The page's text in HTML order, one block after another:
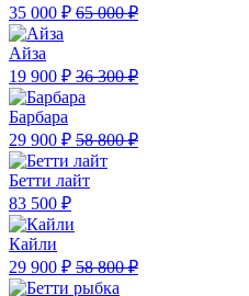
35 000 ₽ 65 000 ₽
Айза
19 900 ₽ 36 300 ₽
Барбара
29 900 ₽ 58 800 ₽
Бетти лайт
83 500 ₽
Кайли
29 900 ₽ 58 800 ₽